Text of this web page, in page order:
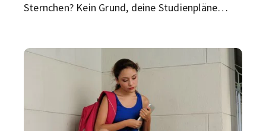
Sternchen? Kein Grund, deine Studienpläne
viele Studieninteressierte ziemlich gut aus.